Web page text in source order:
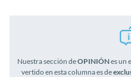
Nuestra sección deOPINIÓNes un
vertido en esta columna es de